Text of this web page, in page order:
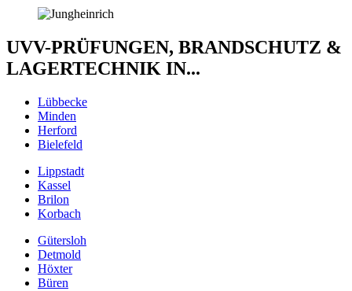
UVV-PRÜFUNGEN, BRANDSCHUTZ &
LAGERTECHNIK IN...
Lübbecke
Minden
Herford
Bielefeld
Lippstadt
Kassel
Brilon
Korbach
Gütersloh
Detmold
Höxter
Büren